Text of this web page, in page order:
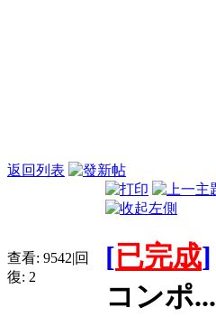
返回列表
查看: 9542|回
復: 2
[已完成]
コンポ...